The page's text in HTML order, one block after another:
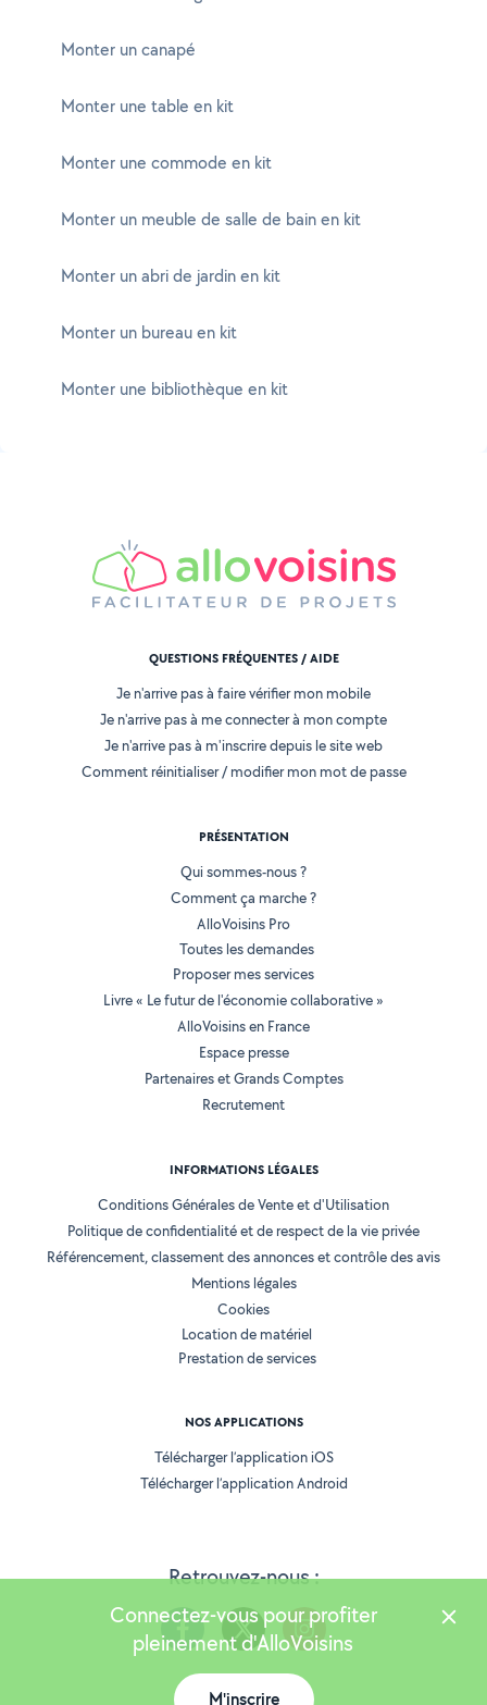
Monter un canapé
Monter une table en kit
Monter une commode en kit
Monter un meuble de salle de bain en kit
Monter un abri de jardin en kit
Monter un bureau en kit
Monter une bibliothèque en kit
Retrouvez-nous :
QUESTIONS FRÉQUENTES / AIDE
Je n'arrive pas à faire vérifier mon mobile
Je n'arrive pas à me connecter à mon compte
Je n'arrive pas à m'inscrire depuis le site web
Comment réinitialiser / modifier mon mot de passe
PRÉSENTATION
Qui sommes-nous ?
Comment ça marche ?
AlloVoisins Pro
Toutes les demandes
Proposer mes services
Livre « Le futur de l'économie collaborative »
AlloVoisins en France
Espace presse
Partenaires et Grands Comptes
Recrutement
INFORMATIONS LÉGALES
Conditions Générales de Vente et d'Utilisation
Politique de confidentialité et de respect de la vie privée
Référencement, classement des annonces et contrôle des avis
Mentions légales
Cookies
Location de matériel
Prestation de services
NOS APPLICATIONS
Télécharger l’application iOS
Télécharger l’application Android
Version 25.5.3
Connectez-vous pour profiter
pleinement d'AlloVoisins
M'inscrire